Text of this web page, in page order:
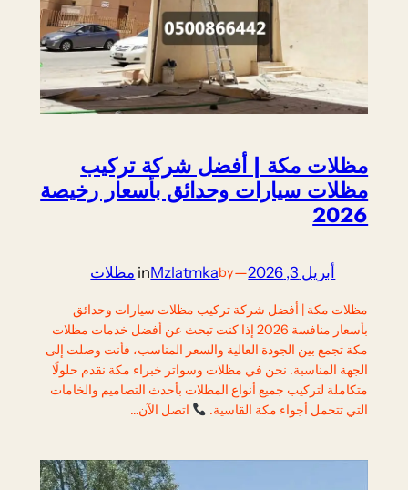
مظلات مكة | أفضل شركة تركيب
مظلات سيارات وحدائق بأسعار رخيصة
2026
أبريل 3, 2026 —
by
Mzlatmka
in مظلات
مظلات مكة | أفضل شركة تركيب مظلات سيارات وحدائق
بأسعار منافسة 2026 إذا كنت تبحث عن أفضل خدمات مظلات
مكة تجمع بين الجودة العالية والسعر المناسب، فأنت وصلت إلى
الجهة المناسبة. نحن في مظلات وسواتر خبراء مكة نقدم حلولًا
متكاملة لتركيب جميع أنواع المظلات بأحدث التصاميم والخامات
التي تتحمل أجواء مكة القاسية.
اتصل الآن…